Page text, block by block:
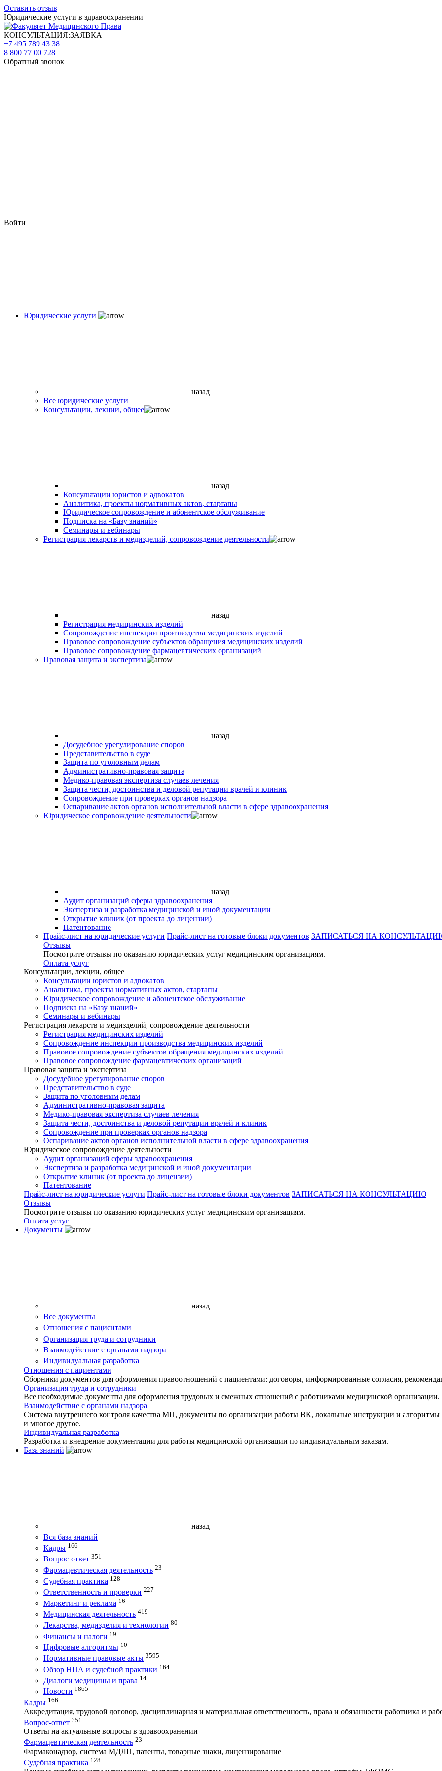
Оставить отзыв
Юридические услуги в здравоохранении
КОНСУЛЬТАЦИЯ:ЗАЯВКА
+7 495 789 43 38
8 800 77 00 728
Обратный звонок
Войти
Юридические услуги
назад
Все юридические услуги
Консультации, лекции, общее
назад
Консультации юристов и адвокатов
Аналитика, проекты нормативных актов, стартапы
Юридическое сопровождение и абонентское обслуживание
Подписка на «Базу знаний»
Семинары и вебинары
Регистрация лекарств и медизделий, сопровождение деятельности
назад
Регистрация медицинских изделий
Сопровождение инспекции производства медицинских изделий
Правовое сопровождение субъектов обращения медицинских изделий
Правовое сопровождение фармацевтических организаций
Правовая защита и экспертиза
назад
Досудебное урегулирование споров
Представительство в суде
Защита по уголовным делам
Административно-правовая защита
Медико-правовая экспертиза случаев лечения
Защита чести, достоинства и деловой репутации врачей и клиник
Сопровождение при проверках органов надзора
Оспаривание актов органов исполнительной власти в сфере здравоохранения
Юридическое сопровождение деятельности
назад
Аудит организаций сферы здравоохранения
Экспертиза и разработка медицинской и иной документации
Открытие клиник (от проекта до лицензии)
Патентование
Прайс-лист на юридические услуги Прайс-лист на готовые блоки документов ЗАПИСАТЬСЯ НА
Отзывы
Посмотрите отзывы по оказанию юридических услуг медицинским организациям.
Оплата услуг
Консультации, лекции, общее
Консультации юристов и адвокатов
Аналитика, проекты нормативных актов, стартапы
Юридическое сопровождение и абонентское обслуживание
Подписка на «Базу знаний»
Семинары и вебинары
Регистрация лекарств и медизделий, сопровождение деятельности
Регистрация медицинских изделий
Сопровождение инспекции производства медицинских изделий
Правовое сопровождение субъектов обращения медицинских изделий
Правовое сопровождение фармацевтических организаций
Правовая защита и экспертиза
Досудебное урегулирование споров
Представительство в суде
Защита по уголовным делам
Административно-правовая защита
Медико-правовая экспертиза случаев лечения
Защита чести, достоинства и деловой репутации врачей и клиник
Сопровождение при проверках органов надзора
Оспаривание актов органов исполнительной власти в сфере здравоохранения
Юридическое сопровождение деятельности
Аудит организаций сферы здравоохранения
Экспертиза и разработка медицинской и иной документации
Открытие клиник (от проекта до лицензии)
Патентование
Прайс-лист на юридические услуги Прайс-лист на готовые блоки документов ЗАПИСАТЬСЯ НА КОНСУЛЬТАЦИЮ
Отзывы
Посмотрите отзывы по оказанию юридических услуг медицинским организациям.
Оплата услуг
Документы
назад
Все документы
Отношения с пациентами
Организация труда и сотрудники
Взаимодействие с органами надзора
Индивидуальная разработка
Отношения с пациентами
Сборники документов для оформления правоотношений с пациентами: договоры, информированные согласия,
Организация труда и сотрудники
Все необходимые документы для оформления трудовых и смежных отношений с работниками медицинской организации.
Взаимодействие с органами надзора
Система внутреннего контроля качества МП, документы по организации работы ВК, локальные инструкции и
и многое другое.
Индивидуальная разработка
Разработка и внедрение документации для работы медицинской организации по индивидуальным заказам.
База знаний
назад
Вся база знаний
Кадры 166
Вопрос-ответ 351
Фармацевтическая деятельность 23
Судебная практика 128
Ответственность и проверки 227
Маркетинг и реклама 16
Медицинская деятельность 419
Лекарства, медизделия и технологии 80
Финансы и налоги 19
Цифровые алгоритмы 10
Нормативные правовые акты 3595
Обзор НПА и судебной практики 164
Диалоги медицины и права 14
Новости 1865
Кадры 166
Аккредитация, трудовой договор, дисциплинарная и материальная ответственность, права и обязанности работника и
Вопрос-ответ 351
Ответы на актуальные вопросы в здравоохранении
Фармацевтическая деятельность 23
Фармаконадзор, система МДЛП, патенты, товарные знаки, лицензирование
Судебная практика 128